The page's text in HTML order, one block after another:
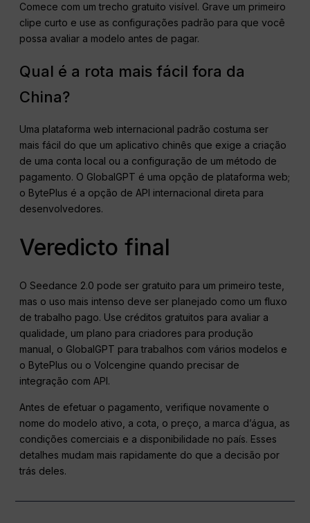
Comece com um trecho gratuito visível. Grave um primeiro
clipe curto e use as configurações padrão para que você
possa avaliar a modelo antes de pagar.
Qual é a rota mais fácil fora da
China?
Uma plataforma web internacional padrão costuma ser
mais fácil do que um aplicativo chinês que exige a criação
de uma conta local ou a configuração de um método de
pagamento. O GlobalGPT é uma opção de plataforma web;
o BytePlus é a opção de API internacional direta para
desenvolvedores.
Veredicto final
O Seedance 2.0 pode ser gratuito para um primeiro teste,
mas o uso mais intenso deve ser planejado como um fluxo
de trabalho pago. Use créditos gratuitos para avaliar a
qualidade, um plano para criadores para produção
manual, o GlobalGPT para trabalhos com vários modelos e
o BytePlus ou o Volcengine quando precisar de
integração com API.
Antes de efetuar o pagamento, verifique novamente o
nome do modelo ativo, a cota, o preço, a marca d’água, as
condições comerciais e a disponibilidade no país. Esses
detalhes mudam mais rapidamente do que a decisão por
trás deles.